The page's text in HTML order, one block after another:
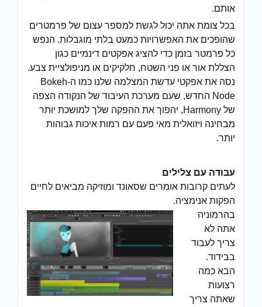
אותם.
בכל צומת אתה יכול לגשת למספר עצום של פרמטרים
שהופכים את האפשרויות כמעט בלתי מוגבלות. הנפש
כל פרמטר בזמן כדי להציג אפקטים דינמיים כגון
הצללת אור או פני השטח, חלקיקים או מניפולציית צבע.
נסה את אפקטי עדשת המצלמה שלנו כמו ה-Bokeh
Node החדש, שעם מערכת העיבוד של הנקודה הצפה
של Harmony, יהפוך את ההפקה שלך למושכת יותר
מבחינה ויזואלית מאי פעם עם רמות איכות גבוהות
יותר.
עבודה עם צלילים
לעתים קרובות אומרים שסאונד ומוזיקה מביאים לחיים
הפקות אנימציה.
בהרמוניה
אתה לא
צריך לעבוד
בבידוד.
הבא כמה
רצועות
שאתה צריך